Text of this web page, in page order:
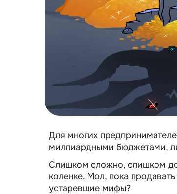
Для многих
миллиардными бюджетами,
Слишком сложно, слишком
коленке. Мол, пока
устаревшие мифы?